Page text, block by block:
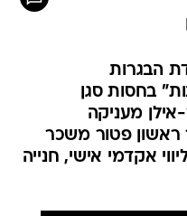
הבגרות
בחסות סגן
מעניקה
ראשון פטור משכר
אקדמי אישי, חנייה